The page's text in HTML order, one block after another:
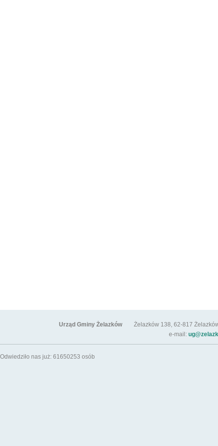
Urząd Gminy ŻelazkówŻelazków 138, 62-817 Żelazków
e-mail:
Odwiedziło nas już: 61650253 osób